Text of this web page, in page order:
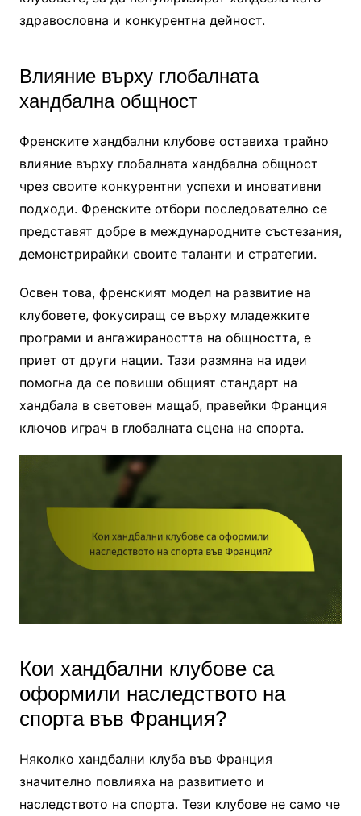
здравословна и конкурентна дейност.
Влияние върху глобалната
хандбална общност
Френските хандбални клубове оставиха трайно
влияние върху глобалната хандбална общност
чрез своите конкурентни успехи и иновативни
подходи. Френските отбори последователно се
представят добре в международните състезания,
демонстрирайки своите таланти и стратегии.
Освен това, френският модел на развитие на
клубовете, фокусиращ се върху младежките
програми и ангажираността на общността, е
приет от други нации. Тази размяна на идеи
помогна да се повиши общият стандарт на
хандбала в световен мащаб, правейки Франция
ключов играч в глобалната сцена на спорта.
Кои хандбални клубове са
оформили наследството на
спорта във Франция?
Няколко хандбални клуба във Франция
значително повлияха на развитието и
наследството на спорта. Тези клубове не само че